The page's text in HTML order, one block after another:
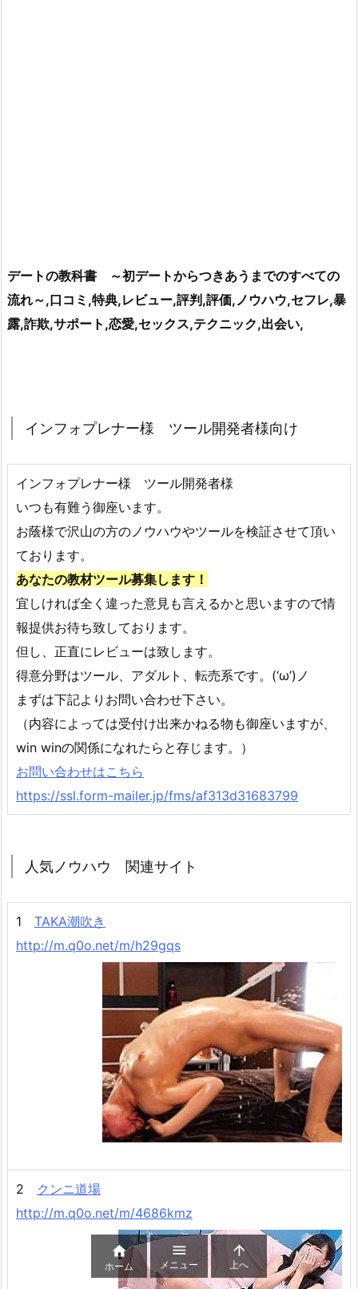
デートの教科書 ～初デートからつきあうまでのすべての
流れ～,口コミ,特典,レビュー,評判,評価,ノウハウ,セフレ,暴
露,詐欺,サポート,恋愛,セックス,テクニック,出会い,
インフォプレナー様 ツール開発者様向け
インフォプレナー様 ツール開発者様
いつも有難う御座います。
お蔭様で沢山の方のノウハウやツールを検証させて頂い
ております。
あなたの教材ツール募集します！
宜しければ全く違った意見も言えるかと思いますので情
報提供お待ち致しております。
但し、正直にレビューは致します。
得意分野はツール、アダルト、転売系です。(‘ω’)ノ
まずは下記よりお問い合わせ下さい。
（内容によっては受付け出来かねる物も御座いますが、
win winの関係になれたらと存じます。）
お問い合わせはこちら
https://ssl.form-mailer.jp/fms/af313d31683799
人気ノウハウ 関連サイト
1 TAKA潮吹き
http://m.q0o.net/m/h29gqs
2 クンニ道場
http://m.q0o.net/m/4686kmz

ホーム

メニュー

上へ